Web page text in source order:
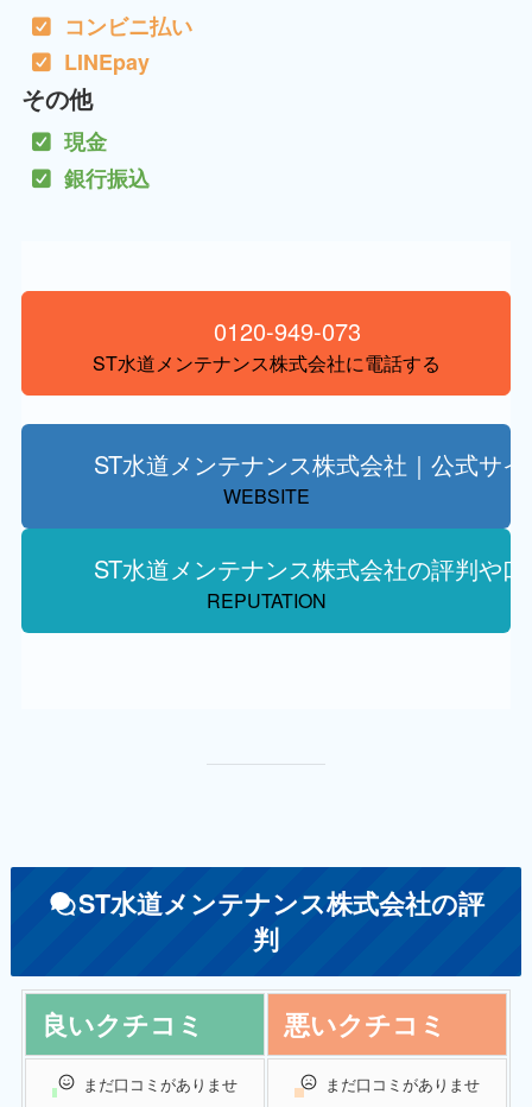
コンビニ払い
LINEpay
その他
現金
銀行振込
0120-949-073
ST水道メンテナンス株式会社に電話する
ST水道メンテナンス株式会社｜公式サ
WEBSITE
ST水道メンテナンス株式会社の評判や
REPUTATION
ST水道メンテナンス株式会社の評
判
良いクチコミ 悪いクチコミ
まだ口コミがありませ
まだ口コミがありませ